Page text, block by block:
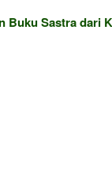
Buku Sastra dari